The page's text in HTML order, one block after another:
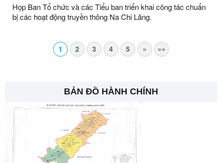
Họp Ban Tổ chức và các Tiểu ban triển khai công tác chuẩn
bị các hoạt động truyền thông Na Chi Lăng.
1 2 3 4 5 » »»
BẢN ĐỒ HÀNH CHÍNH